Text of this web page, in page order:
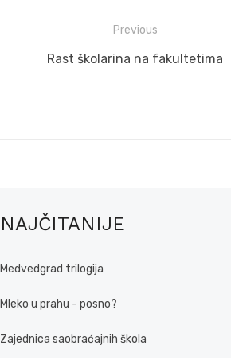
navigation
Previous
Previous
Rast školarina na fakultetima
NAJČITANIJE
Medvedgrad trilogija
Mleko u prahu - posno?
Zajednica saobraćajnih škola